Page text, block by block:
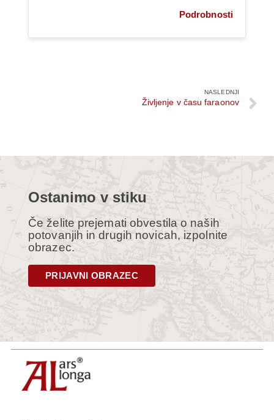
Podrobnosti
NASLEDNJI
Življenje v času faraonov
Ostanimo v stiku
Če želite prejemati obvestila o naših
potovanjih in drugih novicah, izpolnite
obrazec.
PRIJAVNI OBRAZEC